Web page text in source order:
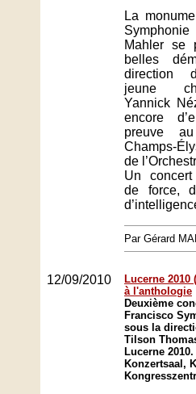
La
Mahler se
belles
direction
jeune
Yannick
encore
preuve
Champs-
de
Un concert
de force,
Par Gérard
12/09/2010
Lucerne 2010
à l'anthologie
Deuxième
Francisco
sous la
Tilson
Lucerne 2010.
Konzertsaal,